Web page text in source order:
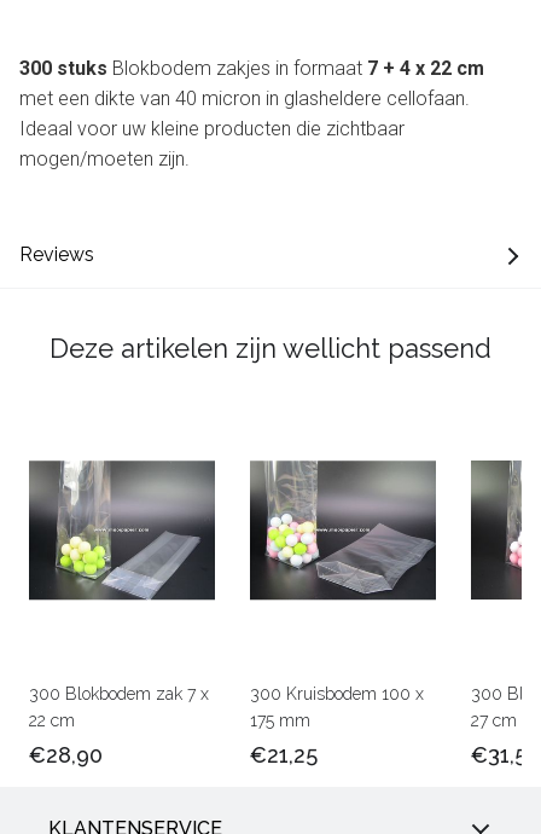
300 stuks Blokbodem zakjes in formaat 7 + 4 x 22 cm
met een dikte van 40 micron in glasheldere cellofaan.
Ideaal voor uw kleine producten die zichtbaar
mogen/moeten zijn.
Reviews
Deze artikelen zijn wellicht passend
300 Blokbodem zak 7 x
22 cm
€28,90
300 Kruisbodem 100 x
175 mm
€21,25
300
27 cm
€31,50
KLANTENSERVICE